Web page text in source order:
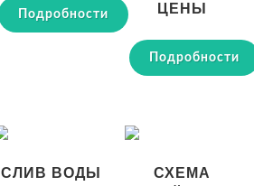
Подробности
ЦЕНЫ
Подробности
СЛИВ ВОДЫ
СХЕМА